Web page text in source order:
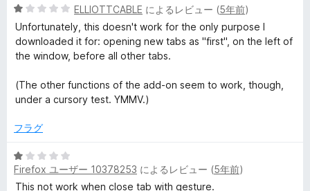
の
評
価
5
段
階
中
の
評
ELLIOTTCABLE によるレビュー (5年前)
Unfortunately, this doesn't work for the only purpose I
downloaded it for: opening new tabs as "first", on the left of
the window, before all other tabs.
(The other functions of the add-on seem to work, though,
under a cursory test. YMMV.)
フラグ
5
段
階
Firefox ユーザー 10378253 によるレビュー (5年前)
This not work when close tab with gesture.